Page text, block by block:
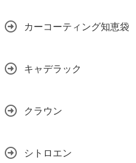
カーコーティング知恵袋
キャデラック
クラウン
シトロエン